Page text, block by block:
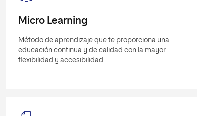
Micro Learning
Método de aprendizaje que te proporciona una
educación continua y de calidad con la mayor
flexibilidad y accesibilidad.